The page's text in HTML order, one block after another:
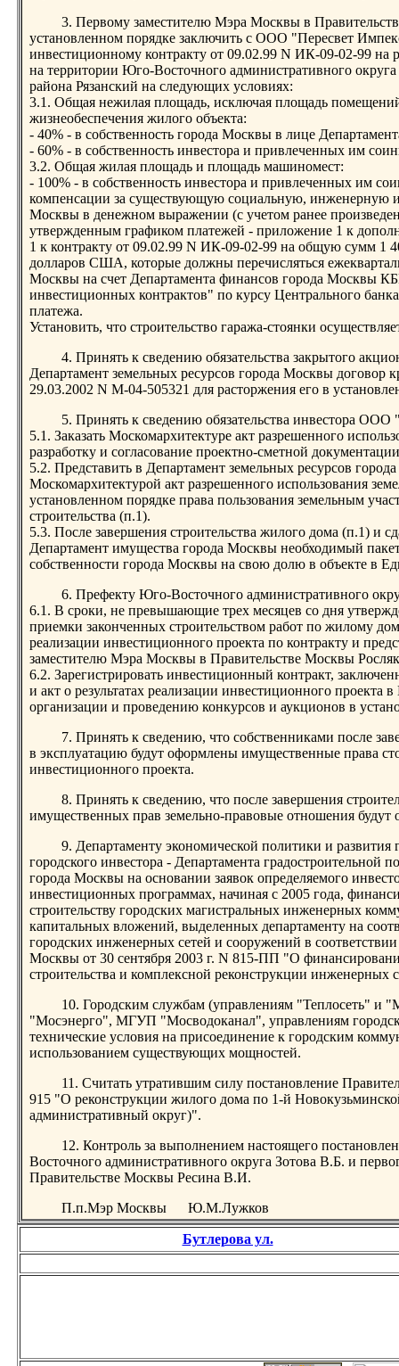
3. Первому заместителю Мэра Москвы в
установленном порядке заключить с ООО "Пересвет
инвестиционному контракту от 09.02.99 N ИК-09-02-99 на
на территории Юго-Восточного административного
района Рязанский на следующих условиях:
3.1. Общая нежилая площадь, исключая площадь
жизнеобеспечения жилого объекта:
- 40% - в собственность города Москвы в лице
- 60% - в собственность инвестора и привлеченных им
3.2. Общая жилая площадь и площадь машиномест:
- 100% - в собственность инвестора и привлеченных им
компенсации за существующую социальную, инженерную
Москвы в денежном выражении (с учетом ранее
утвержденным графиком платежей - приложение 1 к
1 к контракту от 09.02.99 N ИК-09-02-99 на общую сумм 1
долларов США, которые должны перечисляться
Москвы на счет Департамента финансов города Москвы
инвестиционных контрактов" по курсу Центрального
платежа.
Установить, что строительство гаража-стоянки
4. Принять к сведению обязательства закрытого
Департамент земельных ресурсов города Москвы договор
29.03.2002 N М-04-505321 для расторжения его в
5. Принять к сведению обязательства инвестора
5.1. Заказать Москомархитектуре акт разрешенного
разработку и согласование проектно-сметной
5.2. Представить в Департамент земельных ресурсов
Москомархитектурой акт разрешенного использования
установленном порядке права пользования земельным
строительства (п.1).
5.3. После завершения строительства жилого дома (п.1) и
Департамент имущества города Москвы необходимый
собственности города Москвы на свою долю в объекте в
6. Префекту Юго-Восточного административного
6.1. В сроки, не превышающие трех месяцев со дня
приемки законченных строительством работ по жилому
реализации инвестиционного проекта по контракту и
заместителю Мэра Москвы в Правительстве Москвы
6.2. Зарегистрировать инвестиционный контракт,
и акт о результатах реализации инвестиционного проекта
организации и проведению конкурсов и аукционов в
7. Принять к сведению, что собственниками после
в эксплуатацию будут оформлены имущественные права
инвестиционного проекта.
8. Принять к сведению, что после завершения
имущественных прав земельно-правовые отношения
9. Департаменту экономической политики и
городского инвестора - Департамента градостроительной
города Москвы на основании заявок определяемого
инвестиционных программах, начиная с 2005 года,
строительству городских магистральных инженерных
капитальных вложений, выделенных департаменту на
городских инженерных сетей и сооружений в
Москвы от 30 сентября 2003 г. N 815-ПП "О
строительства и комплексной реконструкции инженерных
10. Городским службам (управлениям "Теплосеть" и
"Мосэнерго", МГУП "Мосводоканал", управлениям
технические условия на присоединение к городским
использованием существующих мощностей.
11. Считать утратившим силу постановление
915 "О реконструкции жилого дома по 1-й
административный округ)".
12. Контроль за выполнением настоящего
Восточного административного округа Зотова В.Б. и
Правительстве Москвы Ресина В.И.
П.п.Мэр Москвы Ю.М.Лужков
Бутлерова ул.